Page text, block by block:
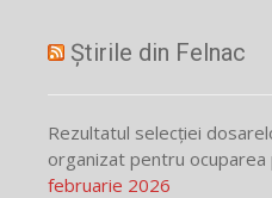
Știrile din Felnac
Rezultatul selecției
organizat pentru
februarie 2026